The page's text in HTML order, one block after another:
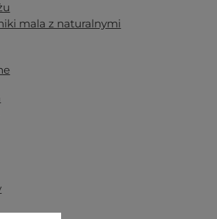
mala z naturalnymi